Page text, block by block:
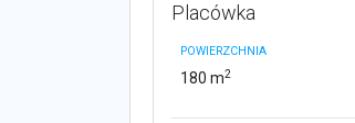
Placówka
POWIERZCHNIA
180 m2